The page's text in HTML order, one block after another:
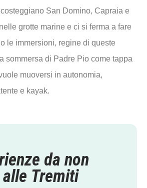
San Domino, Capraia e
grotte marine e ci si ferma a fare
le immersioni, regine di queste
sommersa di Padre Pio come tappa
muoversi in autonomia,
e kayak.
da non
Tremiti